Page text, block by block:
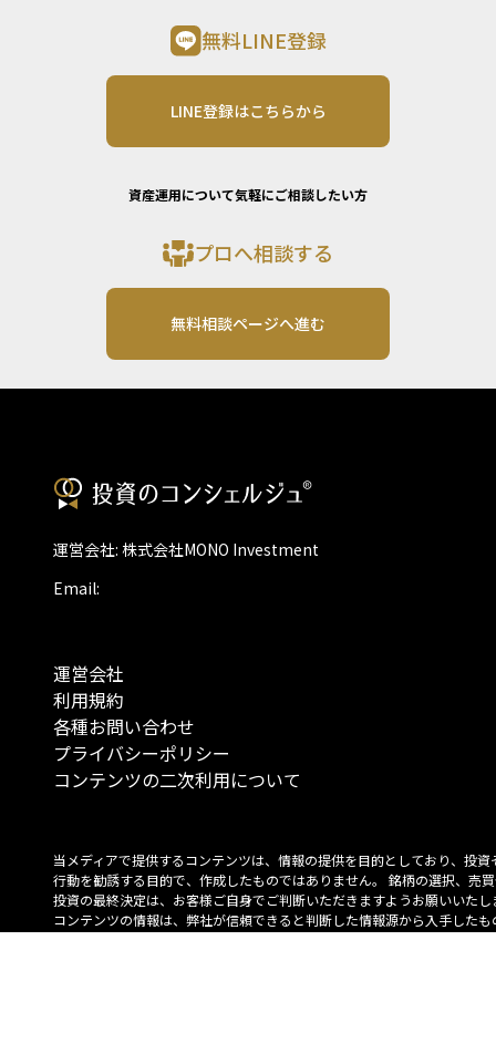
無料LINE登録
LINE登録はこちらから
資産運用について気軽にご相談したい方
プロへ相談する
無料相談ページへ進む
運営会社: 株式会社MONO Investment
Email:
運営会社
利用規約
各種お問い合わせ
プライバシーポリシー
コンテンツの二次利用について
当メディアで提供するコンテンツは、情報の提供を目的としており、投資
行動を勧誘する目的で、作成したものではありません。 銘柄の選択、売
投資の最終決定は、お客様ご自身でご判断いただきますようお願いいたし
コンテンツの情報は、弊社が信頼できると判断した情報源から入手したも